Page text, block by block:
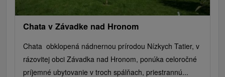
Chata v Závadke nad Hronom
Chata obklopená nádnernou prírodou Nízkych Tatier, v
rázovitej obci Závadka nad Hronom, ponúka celoročné
príjemné ubytovanie v troch spálňach, priestrannú...